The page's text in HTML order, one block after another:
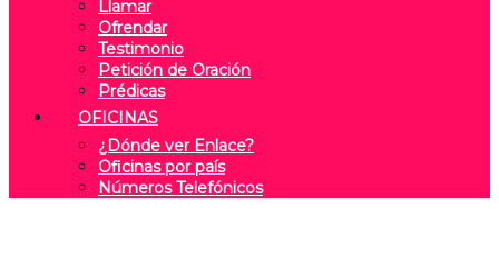
Llamar
Ofrendar
Testimonio
Petición de Oración
Prédicas
OFICINAS
¿Dónde ver Enlace?
Oficinas por país
Números Telefónicos